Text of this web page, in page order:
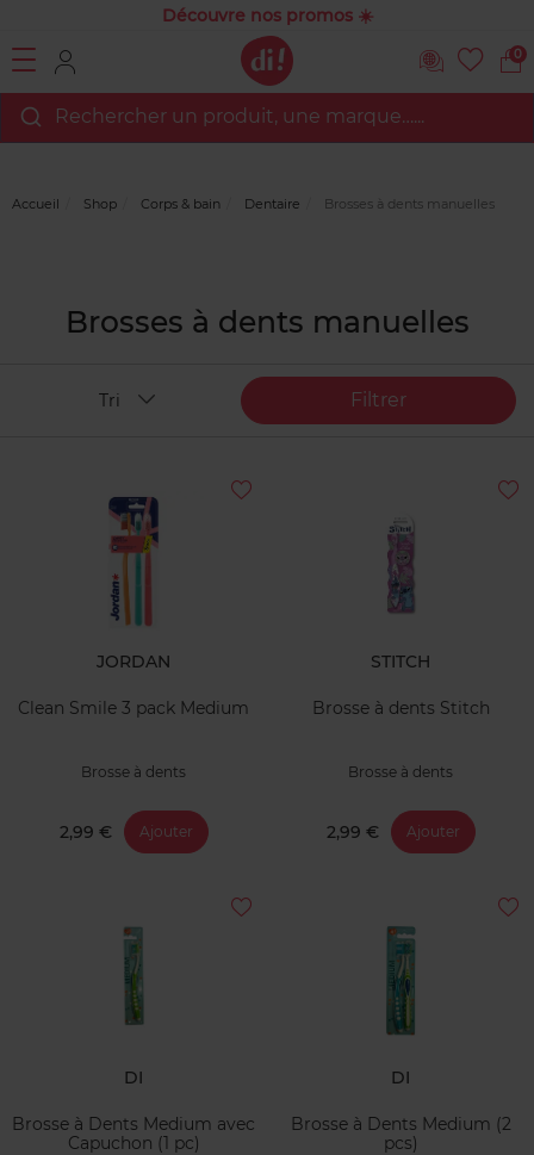
Découvre nos promos ☀️
0
Rechercher un produit, une marque…...
Accueil Shop Corps & bain Dentaire Brosses à dents manuelles
Brosses à dents manuelles
Filtrer
Tri
JORDAN
Clean Smile 3 pack Medium
Brosse à dents
2,99 € Ajouter
STITCH
Brosse à dents Stitch
Brosse à dents
2,99 € Ajouter
DI
Brosse à Dents Medium avec
Capuchon (1 pc)
DI
Brosse à Dents Medium (2
pcs)